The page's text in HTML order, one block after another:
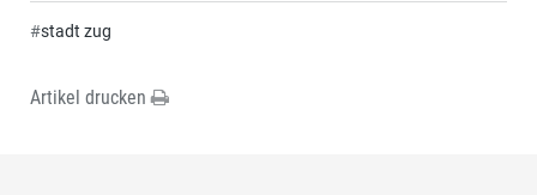
#stadt zug
Artikel drucken